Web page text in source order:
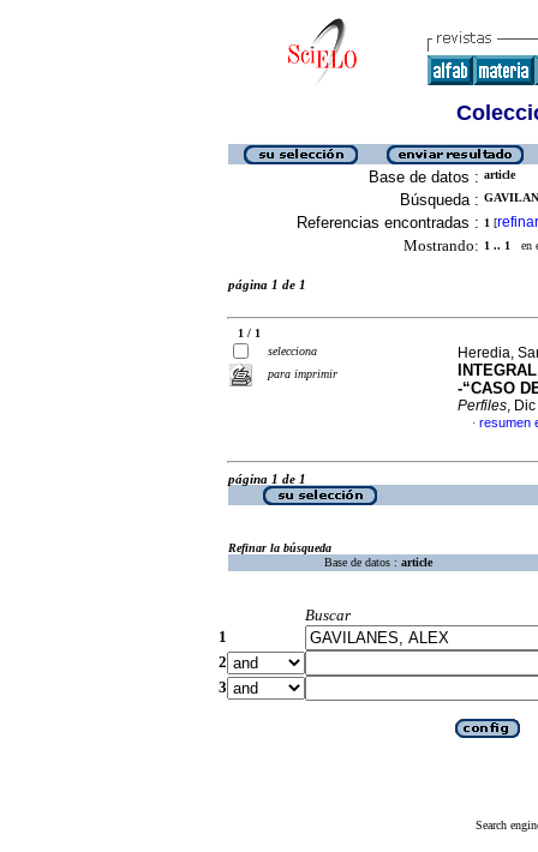
Base de datos : article
Búsqueda :
Referencias encontradas : 1 [refinar
Mostrando: 1 .. 1 en
página 1 de 1
1 / 1
selecciona
para imprimir
Heredia,
-“CASO
Perfiles,
· resumen
página 1 de 1
Refinar la búsqueda
Base de datos : article
Buscar
1
2
3
Search